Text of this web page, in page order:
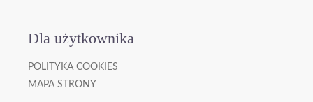
Dla użytkownika
POLITYKA COOKIES
MAPA STRONY